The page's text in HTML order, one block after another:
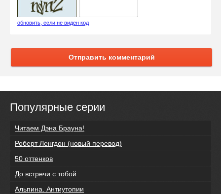
обновить, если не виден код
Отправить комментарий
Популярные серии
Читаем Дэна Брауна!
Роберт Ленгдон (новый перевод)
50 оттенков
До встречи с тобой
Альпина. Антиутопии